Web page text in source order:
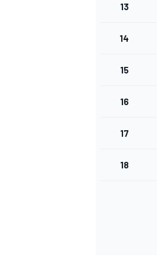
13
14
15
16
17
18